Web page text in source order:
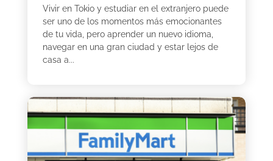
Vivir en Tokio y estudiar en el extranjero puede
ser uno de los momentos más emocionantes
de tu vida, pero aprender un nuevo idioma,
navegar en una gran ciudad y estar lejos de
casa a...